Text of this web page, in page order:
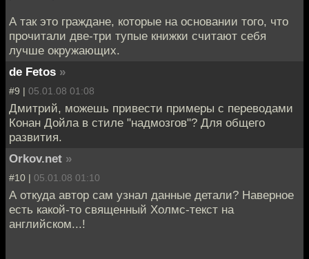
А так это граждане, которые на основании того, что
прочитали две-три тупые книжки считают себя
лучше окружающих.
de Fetos »
#9 | 05.01.08 01:08
Дмитрий, можешь привести примеры с переводами
Конан Дойла в стиле "надмозгов"? Для общего
развития.
Orkov.net »
#10 | 05.01.08 01:10
А откуда автор сам узнал данные детали? Наверное
есть какой-то священный Холмс-текст на
английском...!